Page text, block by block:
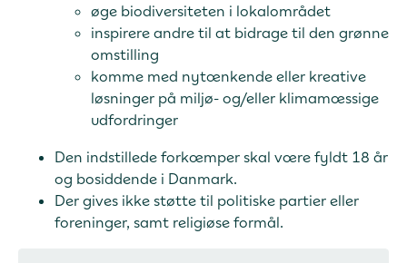
øge biodiversiteten i lokalområdet
inspirere andre til at bidrage til den grønne
omstilling
komme med nytænkende eller kreative
løsninger på miljø- og/eller klimamæssige
udfordringer
Den indstillede forkæmper skal være fyldt 18 år
og bosiddende i Danmark.
Der gives ikke støtte til politiske partier eller
foreninger, samt religiøse formål.